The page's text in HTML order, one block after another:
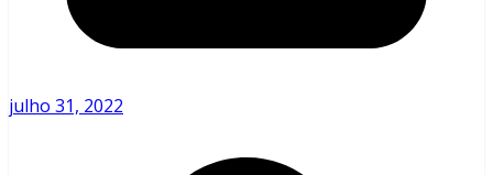
julho 31, 2022